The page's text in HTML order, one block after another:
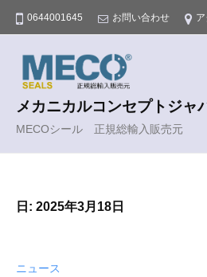
ン
0644001645 お問い合わせ
メカニカルコンセプトジャ
MECOシール 正規総輸入販売元
日: 2025年3月18日
ニュース